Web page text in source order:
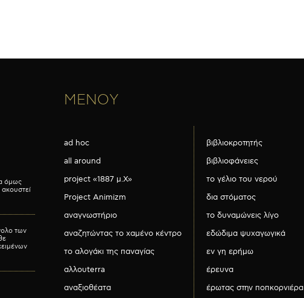
όμως
των
ΜΕΝΟΥ
ad hoc
all around
project «1887 μ.Χ»
Project Animizm
αναγνωστήριο
αναζητώντας το χαμένο κέντρο
το αλογάκι της παναγίας
αλλουterra
αναξιοθέατα
βιβλιοκροτητής
βιβλιοφάνειες
το γέλιο του νερού
δια στόματος
το δυναμώνεις λίγο
εδώδιμα ψυχαγωγικά
εν γη ερήμω
έρευνα
έρωτας στην ποπκορνιέρα